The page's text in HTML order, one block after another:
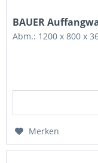
BAUER
Abm.: 1200 x 800 x
Merken